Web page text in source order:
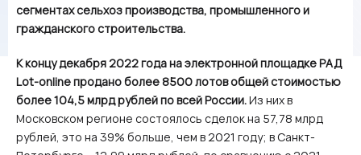
сегментах сельхоз производства, промышленного и
гражданского строительства.
К концу декабря 2022 года на электронной площадке РАД
Lot-online продано более 8500 лотов общей стоимостью
более 104,5 млрд рублей по всей России.Из них в
Московском регионе состоялось сделок на 57,78 млрд
рублей, это на 39% больше, чем в 2021 году; в Санкт-